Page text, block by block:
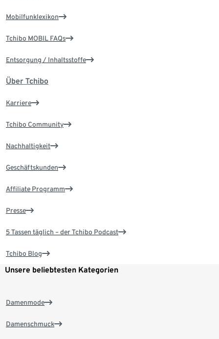
Mobilfunklexikon
Tchibo MOBIL FAQs
Entsorgung / Inhaltsstoffe
Über Tchibo
Karriere
Tchibo Community
Nachhaltigkeit
Geschäftskunden
Affiliate Programm
Presse
5 Tassen täglich – der Tchibo Podcast
Tchibo Blog
Unsere beliebtesten Kategorien
Damenmode
Damenschmuck